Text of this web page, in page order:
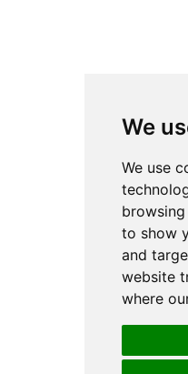
We
We use
to show
and
website
where